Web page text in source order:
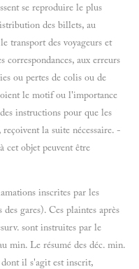
se reproduire le plus
des billets, au
transport des voyageurs et
correspondances, aux erreurs
ou pertes de colis ou de
le motif ou l'importance
instructions pour que les
la suite nécessaire. -
cet objet peuvent être
inscrites par les
gares). Ces plaintes après
sont instruites par le
min. Le résumé des déc. min.
dont il s'agit est inscrit,